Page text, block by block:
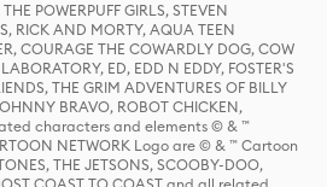
POWERPUFF GIRLS, STEVEN
RICK AND MORTY, AQUA TEEN
COURAGE THE COWARDLY DOG, COW
ED, EDD N EDDY, FOSTER'S
THE GRIM ADVENTURES OF BILLY
BRAVO, ROBOT CHICKEN,
characters and elements © & ™
NETWORK Logo are © & ™ Cartoon
THE JETSONS, SCOOBY-DOO,